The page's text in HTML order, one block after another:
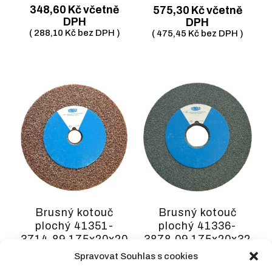
Spravovat Souhlas s cookies
348,60 Kčvčetně
DPH
( 288,10 Kčbez DPH )
575,30 Kčvčetně
DPH
( 475,45 Kčbez DPH )
Brusný kotouč
plochý 41351-
3714.89 175x20x20
99A46M8V
Brusný kotouč
plochý 41336-
3878.09 175x20x32
49C60JK9V